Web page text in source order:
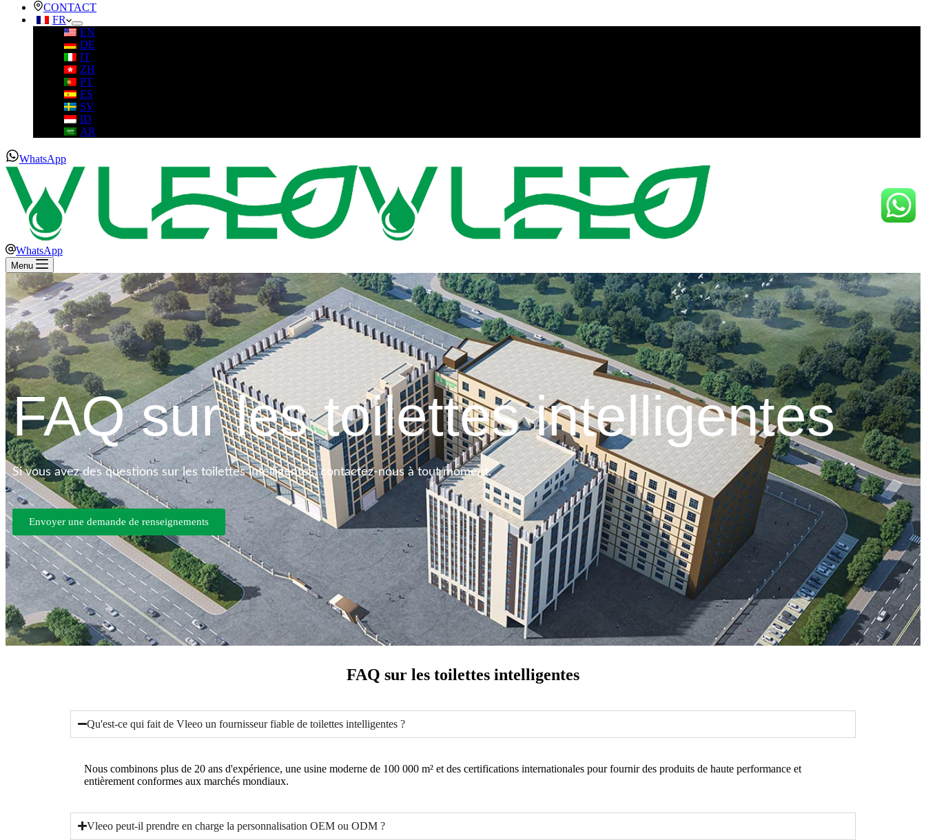
CONTACT
FR
EN
DE
IT
ZH
PT
ES
SV
ID
AR
WhatsApp
WhatsApp
Menu
FAQ sur les toilettes intelligentes
Si vous avez des questions sur les toilettes intelligentes, contactez-nous à tout moment.
Envoyer une demande de renseignements
FAQ sur les toilettes intelligentes
Qu'est-ce qui fait de Vleeo un fournisseur fiable de toilettes intelligentes ?
Nous combinons plus de 20 ans d'expérience, une usine moderne de 100 000 m² et des certifications internationales pour fournir des produits de haute performance et
entièrement conformes aux marchés mondiaux.
Vleeo peut-il prendre en charge la personnalisation OEM ou ODM ?